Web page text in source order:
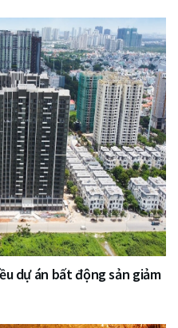
dự án bất động sản giảm